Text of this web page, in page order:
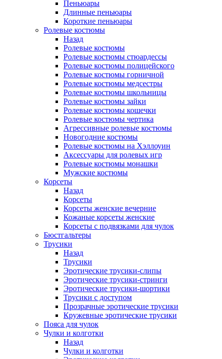
Пеньюары
Длинные пеньюары
Короткие пеньюары
Ролевые костюмы
Назад
Ролевые костюмы
Ролевые костюмы стюардессы
Ролевые костюмы полицейского
Ролевые костюмы горничной
Ролевые костюмы медсестры
Ролевые костюмы школьницы
Ролевые костюмы зайки
Ролевые костюмы кошечки
Ролевые костюмы чертика
Агрессивные ролевые костюмы
Новогодние костюмы
Ролевые костюмы на Хэллоуин
Аксессуары для ролевых игр
Ролевые костюмы монашки
Мужские костюмы
Корсеты
Назад
Корсеты
Корсеты женские вечерние
Кожаные корсеты женские
Корсеты с подвязками для чулок
Бюстгальтеры
Трусики
Назад
Трусики
Эротические трусики-слипы
Эротические трусики-стринги
Эротические трусики-шортики
Трусики с доступом
Прозрачные эротические трусики
Кружевные эротические трусики
Пояса для чулок
Чулки и колготки
Назад
Чулки и колготки